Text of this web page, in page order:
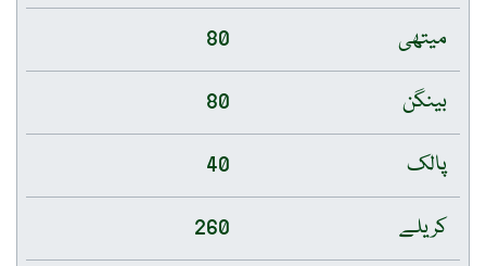
میتھی
80
بینگن
80
پالک
40
کریلے
260